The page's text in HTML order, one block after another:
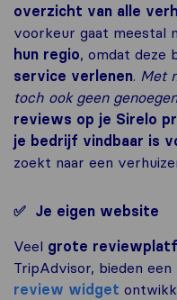
overzicht van alle
voorkeur gaat meestal
hun regio, omdat deze
service verlenen. Met
toch ook geen
reviews op je Sirelo
je bedrijf vindbaar is
zoekt naar een
✅ Je eigen website
Veel grote
TripAdvisor, bieden een
review widget